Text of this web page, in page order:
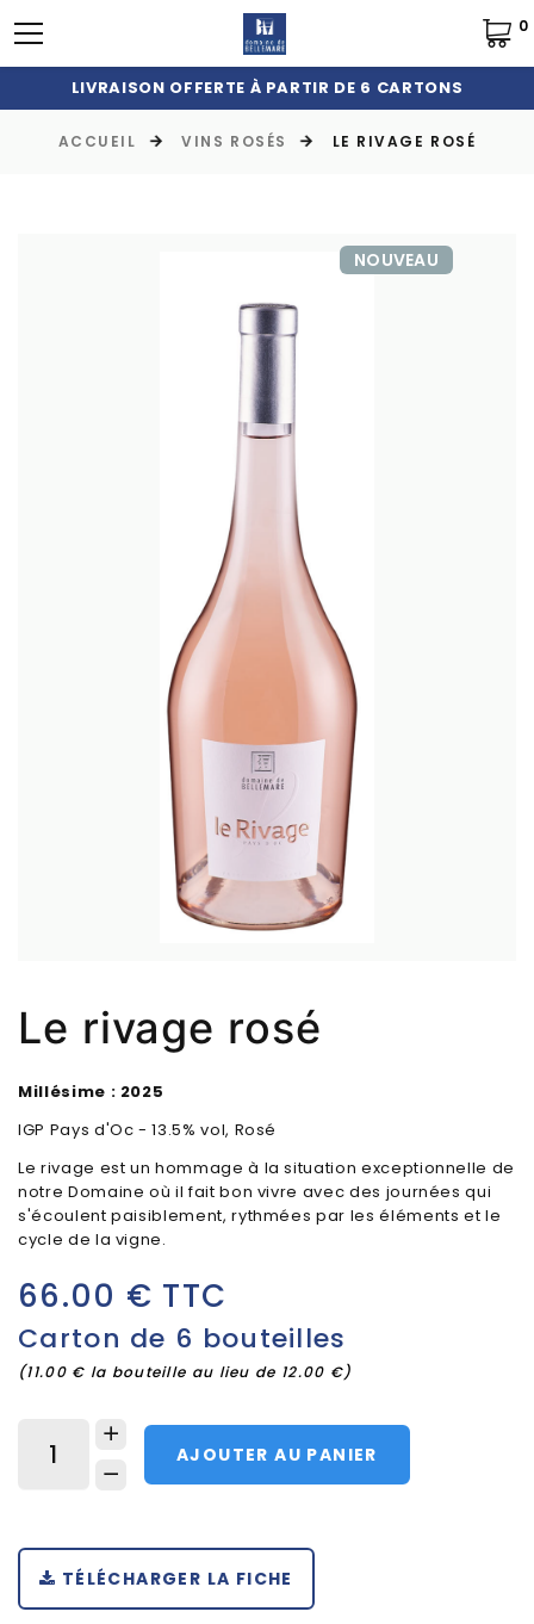
LIVRAISON OFFERTE À PARTIR DE 6 CARTONS
0
ACCUEIL VINS ROSÉS LE RIVAGE ROSÉ
NOUVEAU
Le rivage rosé
Millésime : 2025
IGP Pays d'Oc - 13.5% vol, Rosé
Le rivage est un hommage à la situation exceptionnelle de
notre Domaine où il fait bon vivre avec des journées qui
s'écoulent paisiblement, rythmées par les éléments et le
cycle de la vigne.
66.00 € TTC
Carton de 6 bouteilles
(11.00 € la bouteille au lieu de 12.00 €)
AJOUTER AU PANIER
TÉLÉCHARGER LA FICHE